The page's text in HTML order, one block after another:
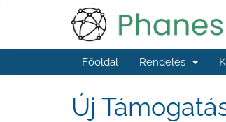
Főoldal Rendelés
Új